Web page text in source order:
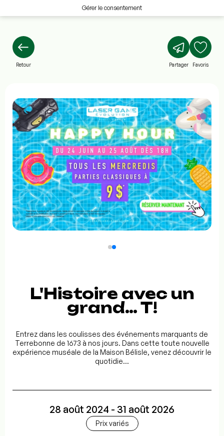
Gérer le consentement
Retour Partager Favoris
L'Histoire avec un
grand… T!
Entrez dans les coulisses des événements marquants de
Terrebonne de 1673 à nos jours. Dans cette toute nouvelle
expérience muséale de la Maison Bélisle, venez découvrir le
quotidie...
28 août 2024 - 31 août 2026
Prix variés